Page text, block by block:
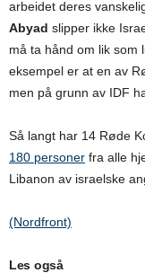
arbeidet deres
Abyad slipper ikke
må ta hånd om lik som
eksempel er at en av
men på grunn av IDF
Så langt har 14 Røde
180 personer fra alle
Libanon av israelske
(Nordfront)
Les også